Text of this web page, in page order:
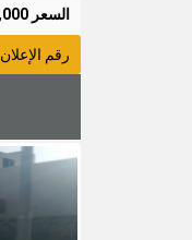
السعر 460,000 ريال
رقم الإعلان 31713